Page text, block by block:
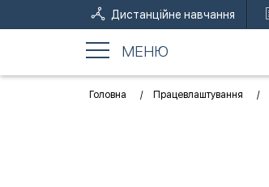
Дистанційне навчання
МЕНЮ
Головна Працевлаштування